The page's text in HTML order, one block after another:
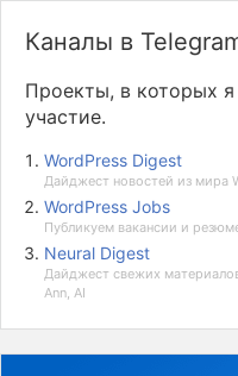
Каналы в
Проекты, в которых
участие.
WordPress Digest
Дайджест новостей из мира
WordPress Jobs
Публикуем вакансии и
Neural Digest
Дайджест свежих
Ann, AI